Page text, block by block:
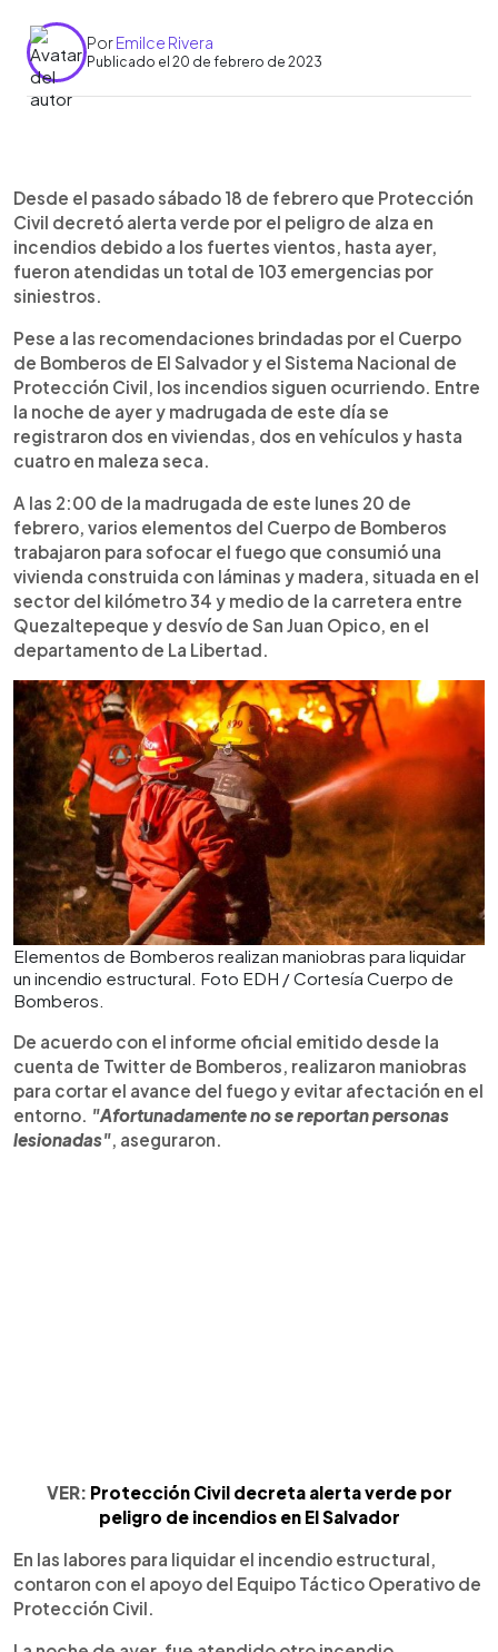
PorEmilce Rivera
Publicado el 20 de febrero de 2023
Escuchar artículo
Desde el pasado sábado 18 de febrero que Protección
Civil decretó alerta verde por el peligro de alza en
incendios debido a los fuertes vientos, hasta ayer,
fueron atendidas un total de 103 emergencias por
siniestros.
Pese a las recomendaciones brindadas por el Cuerpo
de Bomberos de El Salvador y el Sistema Nacional de
Protección Civil, los incendios siguen ocurriendo. Entre
la noche de ayer y madrugada de este día se
registraron dos en viviendas, dos en vehículos y hasta
cuatro en maleza seca.
A las 2:00 de la madrugada de este lunes 20 de
febrero, varios elementos del Cuerpo de Bomberos
trabajaron para sofocar el fuego que consumió una
vivienda construida con láminas y madera, situada en el
sector del kilómetro 34 y medio de la carretera entre
Quezaltepeque y desvío de San Juan Opico, en el
departamento de La Libertad.
Elementos de Bomberos realizan maniobras para liquidar
un incendio estructural. Foto EDH / Cortesía Cuerpo de
Bomberos.
De acuerdo con el informe oficial emitido desde la
cuenta de Twitter de Bomberos, realizaron maniobras
para cortar el avance del fuego y evitar afectación en el
entorno. "Afortunadamente no se reportan personas
lesionadas", aseguraron.
VER: Protección Civil decreta alerta verde por
peligro de incendios en El Salvador
En las labores para liquidar el incendio estructural,
contaron con el apoyo del Equipo Táctico Operativo de
Protección Civil.